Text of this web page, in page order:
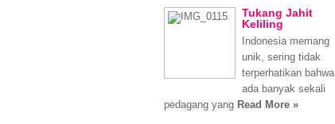
Tukang Jahit
Keliling
Indonesia memang
unik, sering tidak
terperhatikan bahwa
ada banyak sekali
pedagang yang Read More »